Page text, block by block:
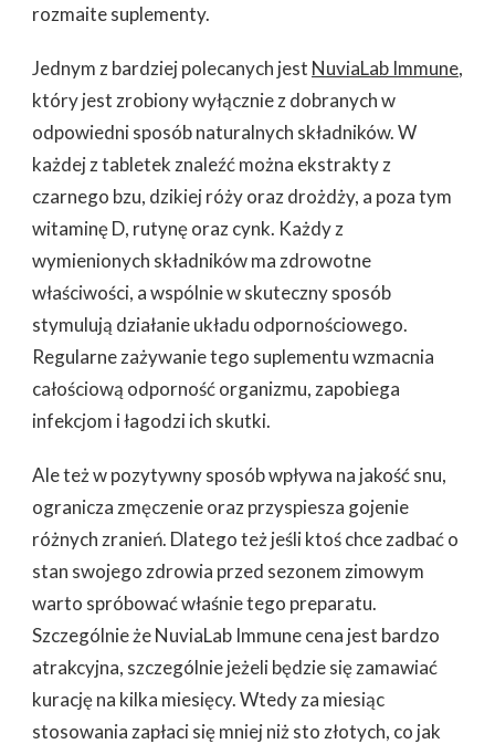
rozmaite suplementy.
Jednym z bardziej polecanych jest NuviaLab Immune,
który jest zrobiony wyłącznie z dobranych w
odpowiedni sposób naturalnych składników. W
każdej z tabletek znaleźć można ekstrakty z
czarnego bzu, dzikiej róży oraz drożdży, a poza tym
witaminę D, rutynę oraz cynk. Każdy z
wymienionych składników ma zdrowotne
właściwości, a wspólnie w skuteczny sposób
stymulują działanie układu odpornościowego.
Regularne zażywanie tego suplementu wzmacnia
całościową odporność organizmu, zapobiega
infekcjom i łagodzi ich skutki.
Ale też w pozytywny sposób wpływa na jakość snu,
ogranicza zmęczenie oraz przyspiesza gojenie
różnych zranień. Dlatego też jeśli ktoś chce zadbać o
stan swojego zdrowia przed sezonem zimowym
warto spróbować właśnie tego preparatu.
Szczególnie że NuviaLab Immune cena jest bardzo
atrakcyjna, szczególnie jeżeli będzie się zamawiać
kurację na kilka miesięcy. Wtedy za miesiąc
stosowania zapłaci się mniej niż sto złotych, co jak